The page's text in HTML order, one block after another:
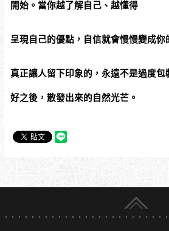
開始。當你越了解自己、越懂得
呈現自己的優點，自信就會慢慢變成你
真正讓人留下印象的，永遠不是過度包
好之後，散發出來的自然光芒。